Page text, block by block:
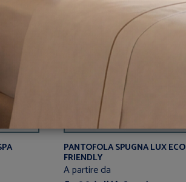
PERSONALIZZABILE
PANTOFOLA SPUGNA LUX ECO
FRIENDLY
A partire da